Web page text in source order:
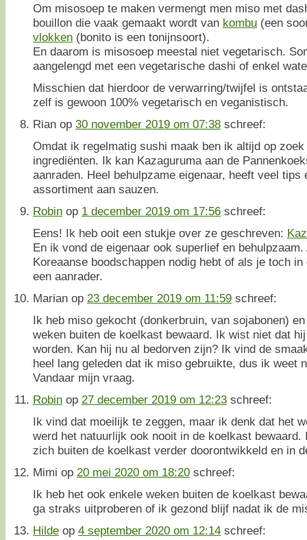
Om misosoep te maken vermengt men miso met
bouillon die vaak gemaakt wordt van kombu (een
vlokken (bonito is een tonijnsoort).
En daarom is misosoep meestal niet vegetarisch.
aangelengd met een vegetarische dashi of enkel
Misschien dat hierdoor de verwarring/twijfel is
zelf is gewoon 100% vegetarisch en veganistisch.
Rian op 30 november 2019 om 07:38 schreef:
Omdat ik regelmatig sushi maak ben ik altijd op
ingrediënten. Ik kan Kazaguruma aan de
aanraden. Heel behulpzame eigenaar, heeft veel tips
assortiment aan sauzen.
Robin op 1 december 2019 om 17:56 schreef:
Eens! Ik heb ooit een stukje over ze geschreven:
En ik vond de eigenaar ook superlief en
Koreaanse boodschappen nodig hebt of als je toch
een aanrader.
Marian op 23 december 2019 om 11:59 schreef:
Ik heb miso gekocht (donkerbruin, van sojabonen)
weken buiten de koelkast bewaard. Ik wist niet dat
worden. Kan hij nu al bedorven zijn? Ik vind de
heel lang geleden dat ik miso gebruikte, dus ik weet
Vandaar mijn vraag.
Robin op 27 december 2019 om 12:23 schreef:
Ik vind dat moeilijk te zeggen, maar ik denk dat het
werd het natuurlijk ook nooit in de koelkast
zich buiten de koelkast verder doorontwikkeld en in
Mimi op 20 mei 2020 om 18:20 schreef:
Ik heb het ook enkele weken buiten de koelkast
ga straks uitproberen of ik gezond blijf nadat ik de
Hilde op 4 september 2020 om 12:14 schreef: